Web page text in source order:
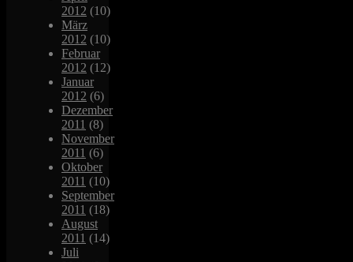
2012 (10)
März
2012 (10)
Februar
2012 (12)
Januar
2012 (6)
Dezember
2011 (8)
November
2011 (6)
Oktober
2011 (10)
September
2011 (18)
August
2011 (14)
Juli